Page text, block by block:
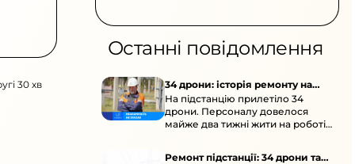
30 хв
Останні повідомлення
34 дрони: історія ремонту на
підстанції
На підстанцію прилетіло 34
дрони. Персоналу довелося
майже два тижні жити на роботі
Ремонт підстанції: 34 дрони та